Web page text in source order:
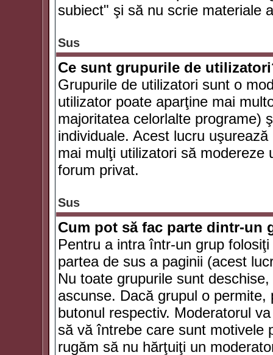
subiect" şi să nu scrie materiale
Sus
Ce sunt grupurile de
Grupurile de utilizatori sunt o
utilizator poate aparţine mai
majoritatea celorlalte programe)
individuale. Acest lucru
mai mulţi utilizatori să
forum privat.
Sus
Cum pot să fac parte dintr-un
Pentru a intra într-un grup
partea de sus a paginii (acest
Nu toate grupurile sunt
ascunse. Dacă grupul o
butonul respectiv. Moderatorul
să vă întrebe care sunt motivele
rugăm să nu hărţuiţi un